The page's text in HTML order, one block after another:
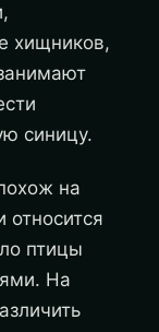
хищников,
синицу.
на
птицы
На